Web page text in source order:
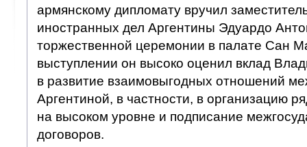
армянскому дипломату вручил
иностранных дел Аргентины Эдуардо
торжественной церемонии в палате Сан
выступлении он высоко оценил вклад
в развитие взаимовыгодных отношений
Аргентиной, в частности, в организацию
на высоком уровне и подписание
договоров.